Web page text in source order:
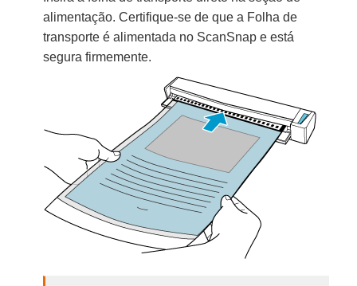
alimentação. Certifique-se de que a Folha de
transporte é alimentada no ScanSnap e está
segura firmemente.